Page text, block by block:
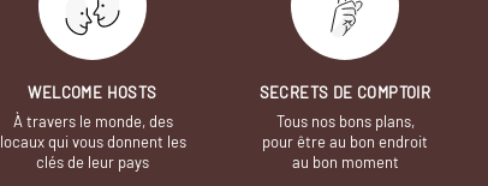
WELCOME HOSTS
À travers le monde, des
locaux qui vous donnent les
clés de leur pays
SECRETS DE COMPTOIR
Tous nos bons plans,
pour être au bon endroit
au bon moment